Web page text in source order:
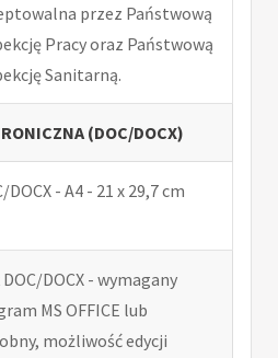
przez Państwową
Pracy oraz Państwową
Sanitarną.
(DOC/DOCX)
DOCX - A4 - 21 x 29,7 cm
DOCX - wymagany
MS OFFICE lub
możliwość edycji